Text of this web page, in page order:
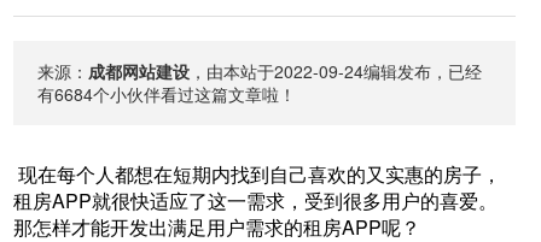
势？租房APP开发
有
来源：成都网站建设 ，由本站于2022-09-24编辑发布，已经
有6684个小伙伴看过这篇文章啦！
现在每个人都想在短期内找到自己喜欢的又实惠的房子，
租房APP就很快适应了这一需求，受到很多用户的喜爱。
那怎样才能开发出满足用户需求的租房APP呢？